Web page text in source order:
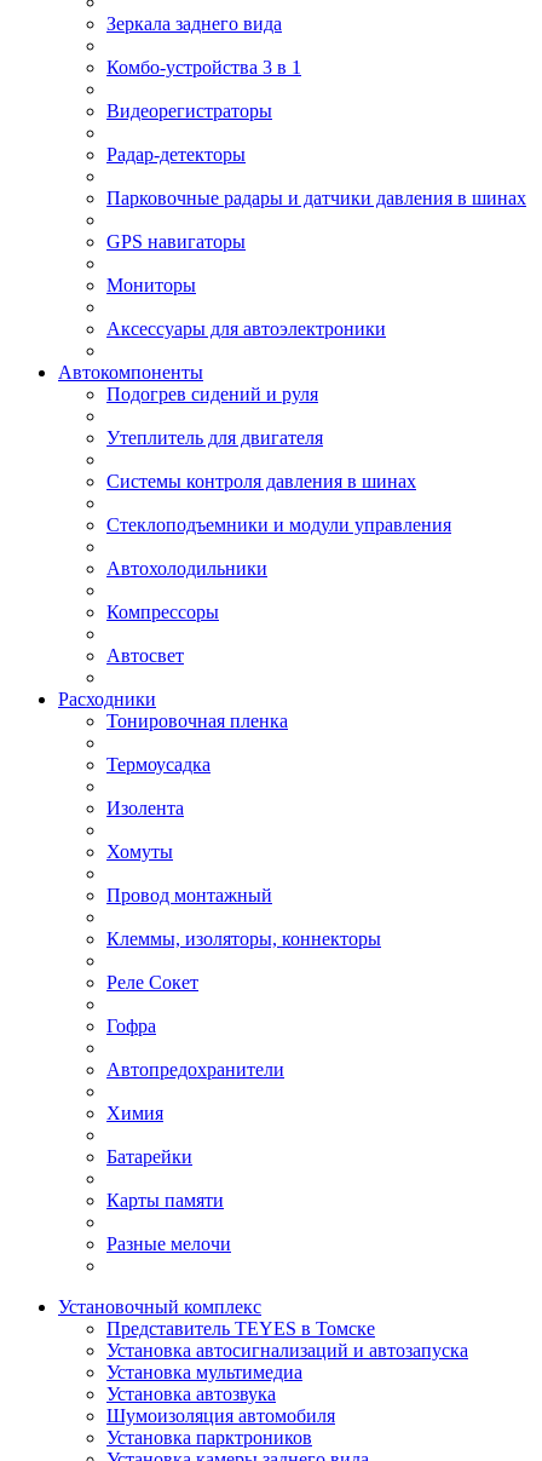
Зеркала заднего вида
Комбо-устройства 3 в 1
Видеорегистраторы
Радар-детекторы
Парковочные радары и датчики давления в шинах
GPS навигаторы
Мониторы
Аксессуары для автоэлектроники
Автокомпоненты
Подогрев сидений и руля
Утеплитель для двигателя
Системы контроля давления в шинах
Стеклоподъемники и модули управления
Автохолодильники
Компрессоры
Автосвет
Расходники
Тонировочная пленка
Термоусадка
Изолента
Хомуты
Провод монтажный
Клеммы, изоляторы, коннекторы
Реле Сокет
Гофра
Автопредохранители
Химия
Батарейки
Карты памяти
Разные мелочи
Установочный комплекс
Представитель TEYES в Томске
Установка автосигнализаций и автозапуска
Установка мультимедиа
Установка автозвука
Шумоизоляция автомобиля
Установка парктроников